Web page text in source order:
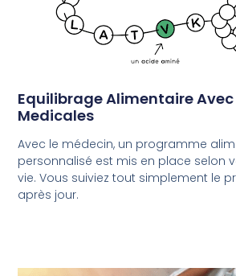
Equilibrage Alimentaire
Medicales
Avec le médecin, un programme
personnalisé est mis en place selon
vie. Vous suiviez tout simplement le
après jour.